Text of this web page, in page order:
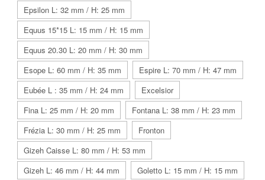
Epsilon L: 32 mm / H: 25 mm
Equus 15*15 L: 15 mm / H: 15 mm
Equus 20.30 L: 20 mm / H: 30 mm
Esope L: 60 mm / H: 35 mm
Espire L: 70 mm / H: 47 mm
Eubée L : 35 mm / H: 24 mm
Excelsior
Fina L: 25 mm / H: 20 mm
Fontana L: 38 mm / H: 23 mm
Frézia L: 30 mm / H: 25 mm
Fronton
Gizeh Caisse L: 80 mm / H: 53 mm
Gizeh L: 46 mm / H: 44 mm
Goletto L: 15 mm / H: 15 mm